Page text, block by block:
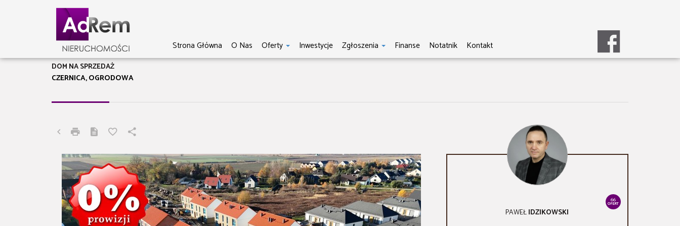
Strona Główna O Nas Oferty Inwestycje Zgłoszenia Finanse Notatnik Kontakt
CZERNICA, OGRODOWA
DOM NA SPRZEDAŻ
66
OFERT
PAWEŁIDZIKOWSKI